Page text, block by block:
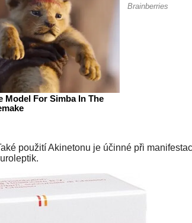
použití Akinetonu je účinné při